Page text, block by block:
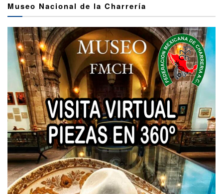
Museo Nacional de la Charrería